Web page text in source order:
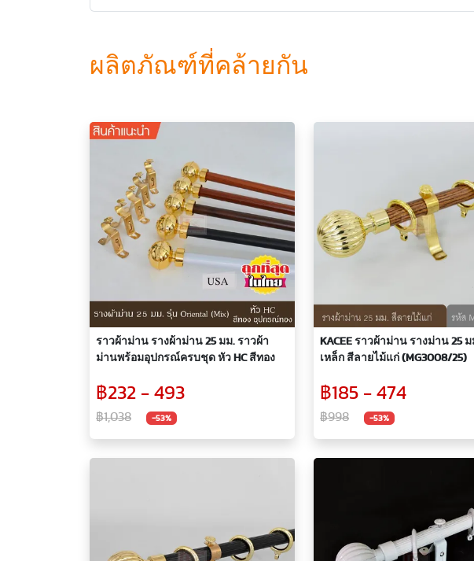
ผลิตภัณฑ์ที่คล้ายกัน
ราวผ้าม่าน รางผ้าม่าน 25 มม. ราวผ้า
ม่านพร้อมอุปกรณ์ครบชุด หัว HC สีทอง
฿232 - 493
฿1,038 -53%
KACEE ราวผ้าม่าน รางม่าน 25 ม
เหล็ก สีลายไม้แก่ (MG3008/25)
฿185 - 474
฿998 -53%